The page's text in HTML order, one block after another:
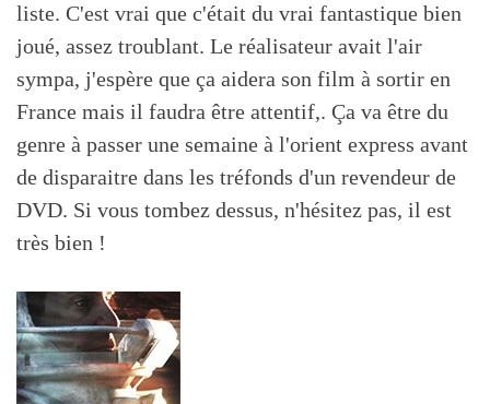
liste. C'est vrai que c'était du vrai fantastique bien
joué, assez troublant. Le réalisateur avait l'air
sympa, j'espère que ça aidera son film à sortir en
France mais il faudra être attentif,. Ça va être du
genre à passer une semaine à l'orient express avant
de disparaitre dans les tréfonds d'un revendeur de
DVD. Si vous tombez dessus, n'hésitez pas, il est
très bien !